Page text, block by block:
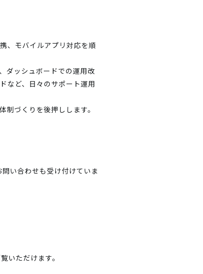
、モバイルアプリ対応を順
ダッシュボードでの運用改
など、日々のサポート運用
づくりを後押しします。
い合わせも受け付けていま
ただけます。